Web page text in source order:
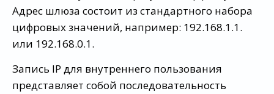
Адрес шлюза состоит из стандартного набора
цифровых значений, например: 192.168.1.1.
или 192.168.0.1.
Запись IP для внутреннего пользования
представляет собой последовательность